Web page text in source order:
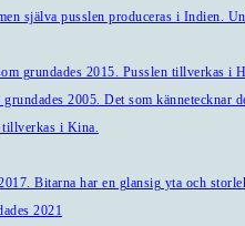
själva pusslen produceras i Indien.
grundades 2015. Pusslen tillverkas i
2005. Det som kännetecknar
tillverkas i Kina.
Bitarna har en glansig yta och
2021